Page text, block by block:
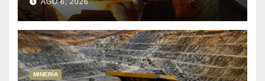
AGO 6, 2026
MINERÍA